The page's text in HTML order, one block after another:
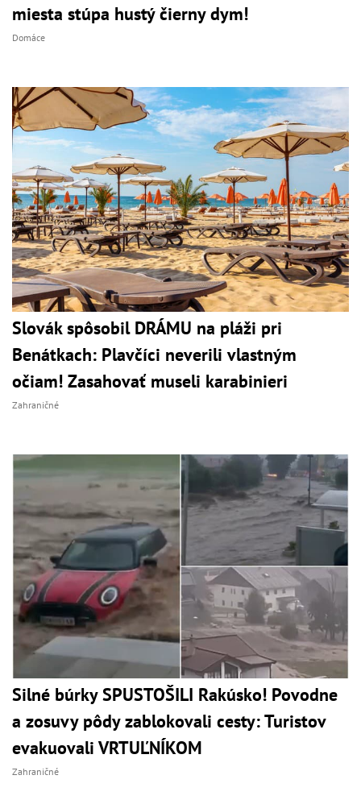
miesta stúpa hustý čierny dym!
Domáce
Slovák spôsobil DRÁMU na pláži pri
Benátkach: Plavčíci neverili vlastným
očiam! Zasahovať museli karabinieri
Zahraničné
Silné búrky SPUSTOŠILI Rakúsko! Povodne
a zosuvy pôdy zablokovali cesty: Turistov
evakuovali VRTUĽNÍKOM
Zahraničné